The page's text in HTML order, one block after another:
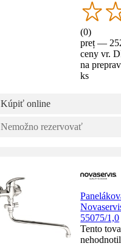
(0)
preț —
ceny vr.
na
ks
Kúpiť online
Nemožno rezervovať
55075/1,0
Tento